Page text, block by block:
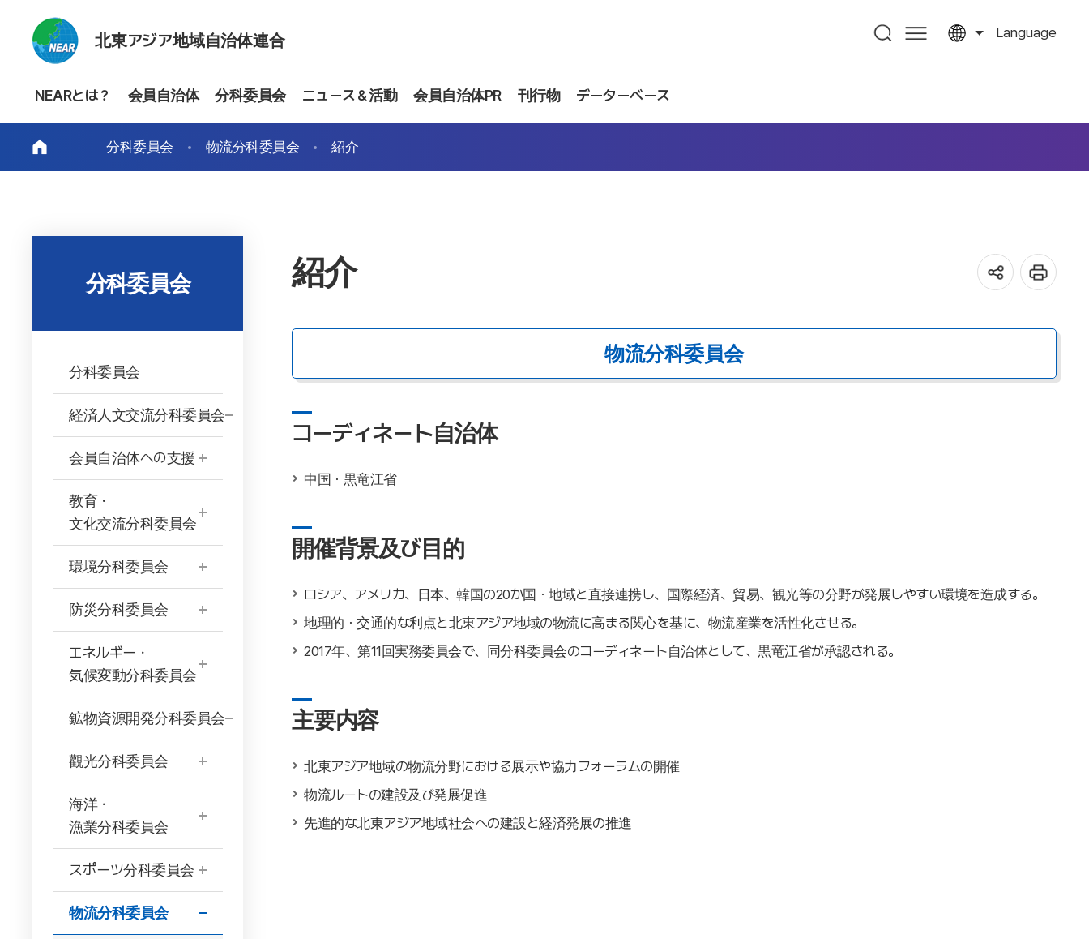
北東アジア地域自治体連合 Language
NEARとは？ 会員自治体 分科委員会 ニュース＆活動 会員自治体PR 刊行物 データーベース
分科委員会 物流分科委員会 紹介
分科委員会
分科委員会
経済人文交流分科委員会
会員自治体への支援
教育・
文化交流分科委員会
環境分科委員会
防災分科委員会
エネルギー・
気候変動分科委員会
鉱物資源開発分科委員会
觀光分科委員会
海洋・
漁業分科委員会
スポーツ分科委員会
物流分科委員会
紹介
物流分科委員会
コーディネート自治体
中国・黒竜江省
開催背景及び目的
ロシア、アメリカ、日本、韓国の20か国・地域と直接連携し、国際経済、貿易、観光等の分野が発展しやすい環境を造成する。
地理的・交通的な利点と北東アジア地域の物流に高まる関心を基に、物流産業を活性化させる。
2017年、第11回実務委員会で、同分科委員会のコーディネート自治体として、黒竜江省が承認される。
主要内容
北東アジア地域の物流分野における展示や協力フォーラムの開催
物流ルートの建設及び発展促進
先進的な北東アジア地域社会への建設と経済発展の推進